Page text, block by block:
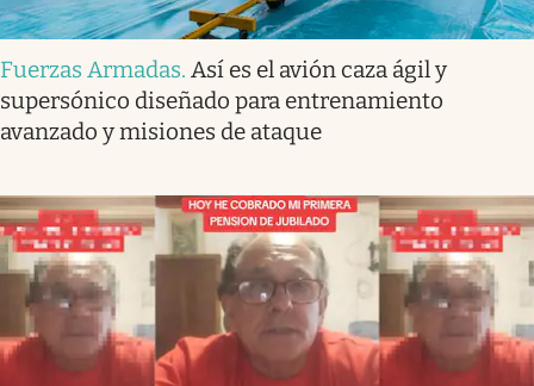
Fuerzas Armadas. Así es el avión caza ágil y
supersónico diseñado para entrenamiento
avanzado y misiones de ataque